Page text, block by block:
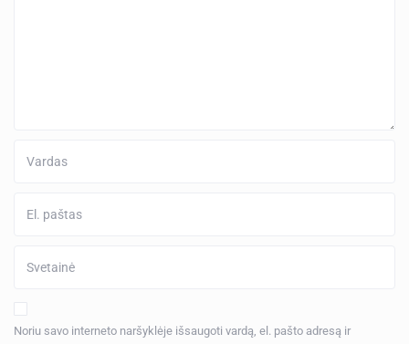
Noriu savo interneto naršyklėje išsaugoti vardą, el. pašto adresą ir